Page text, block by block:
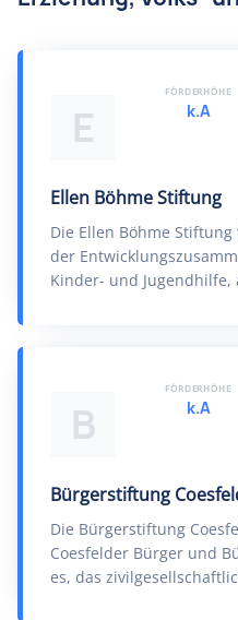
E
Ellen Böhme Stiftung
Die Ellen Böhme
der
Kinder- und Jugendhilfe,
FÖRDERHÖHE
k.A
B
Bürgerstiftung
Die Bürgerstiftung
Coesfelder Bürger und
es, das
FÖRDERHÖHE
k.A